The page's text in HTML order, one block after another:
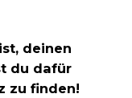
deinen
du dafür
zu finden!